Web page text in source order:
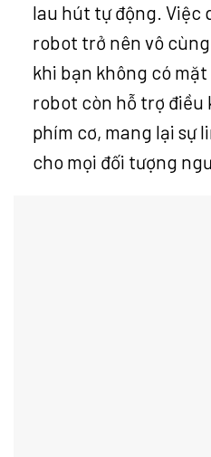
lau hút tự động. Việc
robot trở nên vô
khi bạn không có
robot còn hỗ trợ
phím cơ, mang lại sự
cho mọi đối tượng